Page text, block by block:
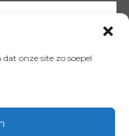
onze site zo soepel